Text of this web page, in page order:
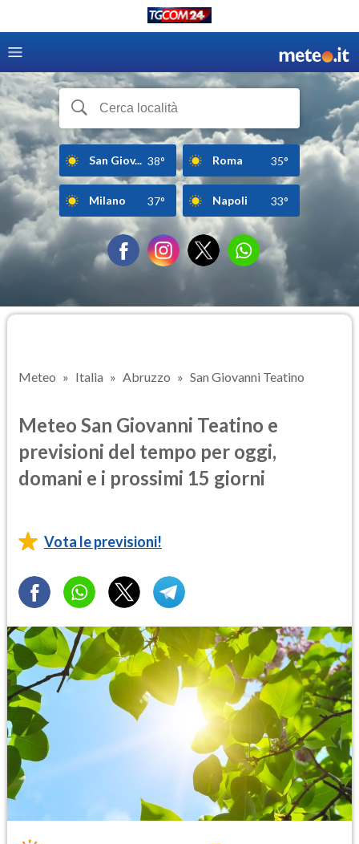
San Giov... 38° Roma 35°
Milano 37° Napoli 33°
Meteo Italia Abruzzo San Giovanni Teatino
Meteo San Giovanni Teatino e
previsioni del tempo per oggi,
domani e i prossimi 15 giorni
Vota le previsioni!